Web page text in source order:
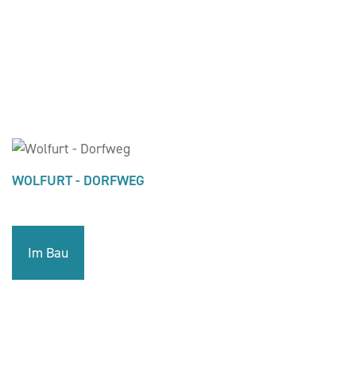
WOLFURT - DORFWEG
Im Bau